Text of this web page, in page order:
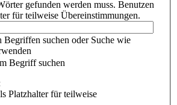
gefunden werden muss. Benutzen
für teilweise Übereinstimmungen.
Begriffen suchen oder Suche wie
Begriff suchen
Platzhalter für teilweise